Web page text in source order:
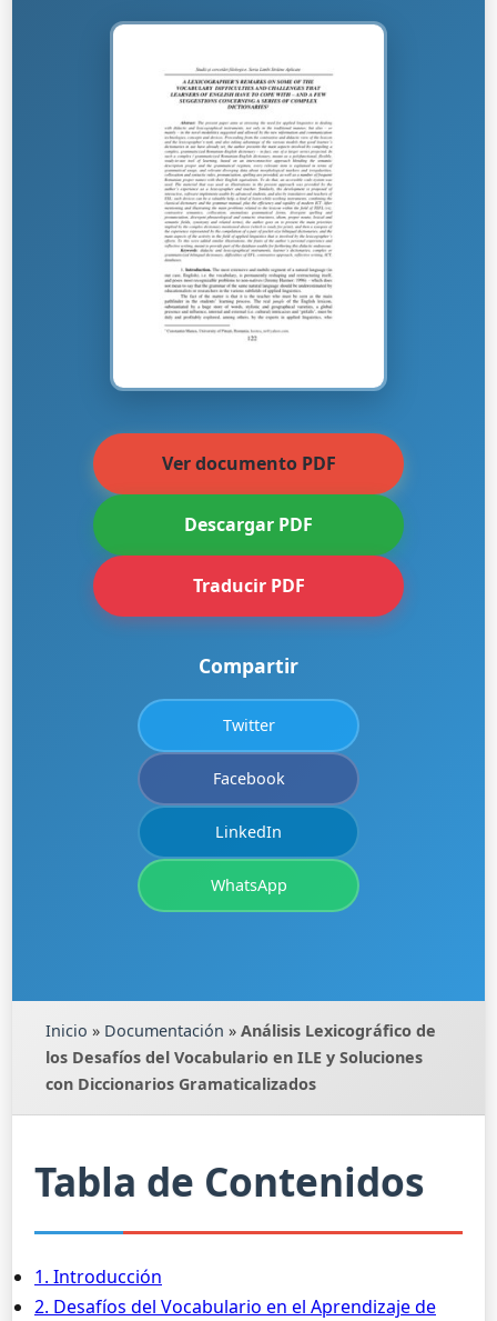
Ver documento PDF
Descargar PDF
Traducir PDF
Compartir
Twitter
Facebook
LinkedIn
WhatsApp
Inicio » Documentación » Análisis Lexicográfico de
los Desafíos del Vocabulario en ILE y Soluciones
con Diccionarios Gramaticalizados
Tabla de Contenidos
1. Introducción
2. Desafíos del Vocabulario en el Aprendizaje de